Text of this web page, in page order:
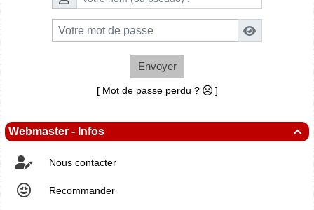
Envoyer
[ Mot de passe perdu ? ]

Webmaster - Infos
Nous contacter
Recommander